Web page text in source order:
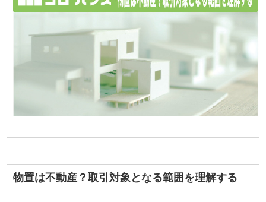
物置は不動産？取引対象となる範囲を理解する